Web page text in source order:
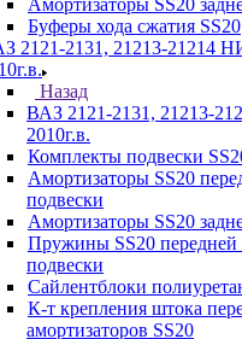
Амортизаторы SS20
Буферы хода сжатия SS20
2121-2131, 21213-21214
Назад
ВАЗ 2121-2131, 21213-
2010г.в.
Комплекты подвески
Амортизаторы SS20
подвески
Амортизаторы SS20
Пружины SS20 передней
подвески
Сайлентблоки
К-т крепления штока
амортизаторов SS20